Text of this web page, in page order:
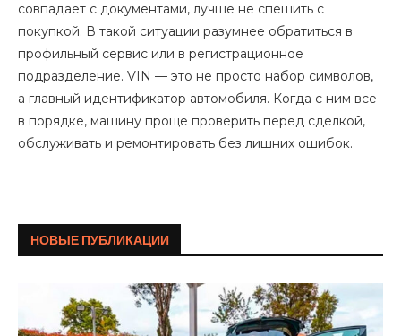
совпадает с документами, лучше не спешить с
покупкой. В такой ситуации разумнее обратиться в
профильный сервис или в регистрационное
подразделение. VIN — это не просто набор символов,
а главный идентификатор автомобиля. Когда с ним все
в порядке, машину проще проверить перед сделкой,
обслуживать и ремонтировать без лишних ошибок.
НОВЫЕ ПУБЛИКАЦИИ